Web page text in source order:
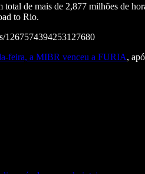
total de mais de 2,877 milhões de
to Rio.
1267574394253127680
feira, a MIBR venceu a FURIA,